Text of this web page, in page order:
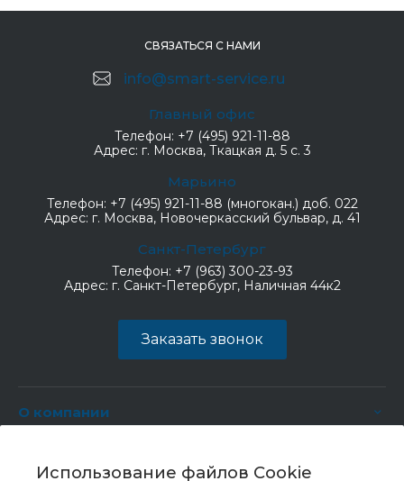
Использование файлов Cookie
СВЯЗАТЬСЯ С НАМИ
info@smart-service.ru
Главный офис
Телефон: +7 (495) 921-11-88
Адрес: г. Москва, Ткацкая д. 5 с. 3
Марьино
Телефон: +7 (495) 921-11-88 (многокан.) доб. 022
Адрес: г. Москва, Новочеркасский бульвар, д. 41
Санкт-Петербург
Телефон: +7 (963) 300-23-93
Адрес: г. Санкт-Петербург, Наличная 44к2
Заказать звонок
О компании
Услуги